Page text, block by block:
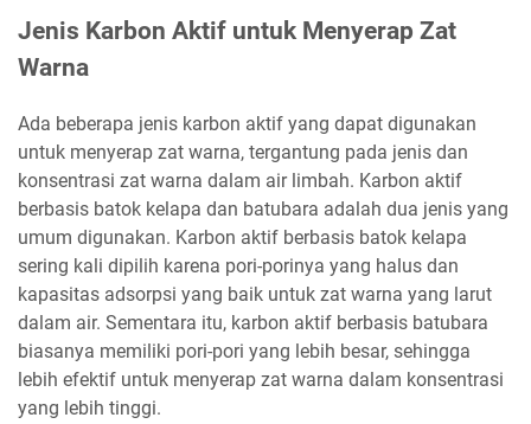
Jenis Karbon Aktif untuk Menyerap Zat
Warna
Ada beberapa jenis karbon aktif yang dapat digunakan
untuk menyerap zat warna, tergantung pada jenis dan
konsentrasi zat warna dalam air limbah. Karbon aktif
berbasis batok kelapa dan batubara adalah dua jenis yang
umum digunakan. Karbon aktif berbasis batok kelapa
sering kali dipilih karena pori-porinya yang halus dan
kapasitas adsorpsi yang baik untuk zat warna yang larut
dalam air. Sementara itu, karbon aktif berbasis batubara
biasanya memiliki pori-pori yang lebih besar, sehingga
lebih efektif untuk menyerap zat warna dalam konsentrasi
yang lebih tinggi.